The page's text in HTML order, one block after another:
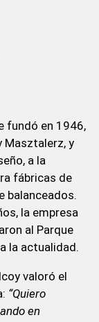
fundó en 1946,
y
a la
fábricas de
balanceados.
la empresa
al Parque
la actualidad.
valoró el
“Quiero
en